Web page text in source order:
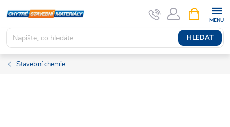
na
obsah
HLEDAT
NÁKUPNÍ
KOŠÍK
Stavební chemie